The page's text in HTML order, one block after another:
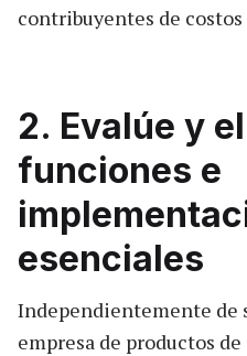
contribuyentes de costos
2. Evalúe y
funciones e
esenciales
Independientemente de
empresa de productos